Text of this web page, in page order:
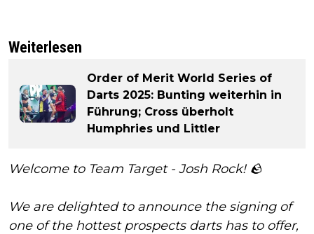
Weiterlesen
Order of Merit World Series of
Darts 2025: Bunting weiterhin in
Führung; Cross überholt
Humphries und Littler
Welcome to Team Target - Josh Rock! 🪨
We are delighted to announce the signing of
one of the hottest prospects darts has to offer,